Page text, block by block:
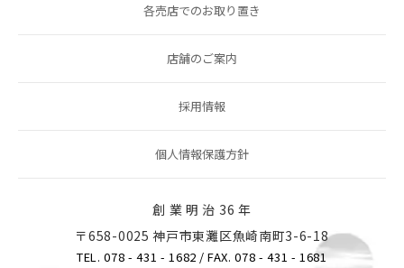
各売店でのお取り置き
店舗のご案内
採用情報
個人情報保護方針
創 業 明 治 36 年
〒658-0025 神戸市東灘区魚崎南町3-6-18
TEL. 078 - 431 - 1682 / FAX. 078 - 431 - 1681